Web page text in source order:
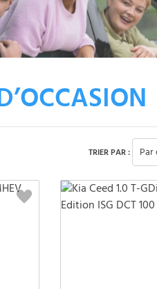
TRIER PAR :